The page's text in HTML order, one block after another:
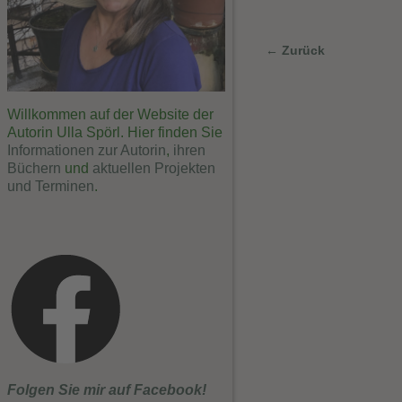
← Zurück
Willkommen auf der Website der
Autorin Ulla Spörl. Hier finden Sie
Informationen zur Autorin, ihren
Büchern und aktuellen Projekten
und Terminen.
Folgen Sie mir auf Facebook!